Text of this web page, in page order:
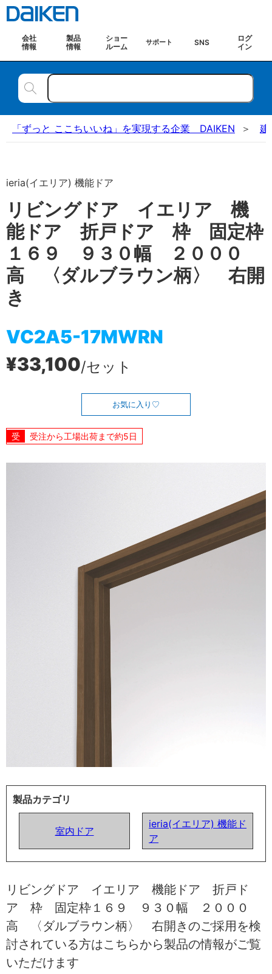
会社
情報
製品
情報
ショー
ルーム
サポート SNS
ログ
イン
「ずっと ここちいいね」を実現する企業 DAIKEN 建
ieria(イエリア) 機能ドア
リビングドア イエリア 機
能ドア 折戸ドア 枠 固定枠
１６９ ９３０幅 ２０００
高 〈ダルブラウン柄〉 右開
き
VC2A5-17MWRN
¥33,100/セット
お気に入り
受注から工場出荷まで約5日
製品カテゴリ
室内ドア
ieria(イエリア) 機能ド
ア
リビングドア イエリア 機能ドア 折戸ド
ア 枠 固定枠１６９ ９３０幅 ２０００
高 〈ダルブラウン柄〉 右開きのご採用を検
討されている方はこちらから製品の情報がご覧
いただけます